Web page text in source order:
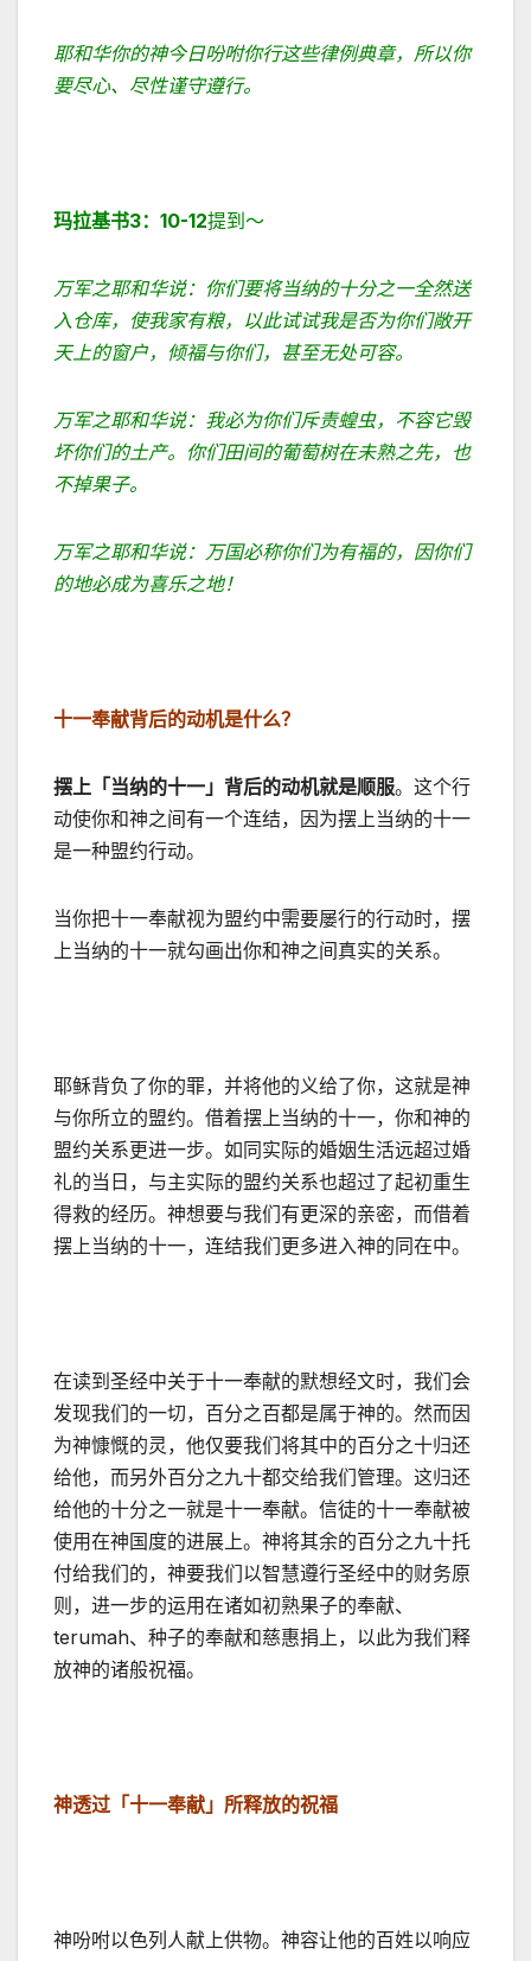
耶和华你的神今日吩咐你行这些律例典章，所以你
要尽心、尽性谨守遵行。
玛拉基书3： 10-12提到～
万军之耶和华说：你们要将当纳的十分之一全然送
入仓库，使我家有粮，以此试试我是否为你们敞开
天上的窗户，倾福与你们，甚至无处可容。
万军之耶和华说：我必为你们斥责蝗虫，不容它毁
坏你们的土产。你们田间的葡萄树在未熟之先，也
不掉果子。
万军之耶和华说：万国必称你们为有福的，因你们
的地必成为喜乐之地！
十一奉献背后的动机是什么？
摆上「当纳的十一」背后的动机就是顺服。这个行
动使你和神之间有一个连结，因为摆上当纳的十一
是一种盟约行动。
当你把十一奉献视为盟约中需要屡行的行动时，摆
上当纳的十一就勾画出你和神之间真实的关系。
耶稣背负了你的罪，并将他的义给了你，这就是神
与你所立的盟约。借着摆上当纳的十一，你和神的
盟约关系更进一步。如同实际的婚姻生活远超过婚
礼的当日，与主实际的盟约关系也超过了起初重生
得救的经历。神想要与我们有更深的亲密，而借着
摆上当纳的十一，连结我们更多进入神的同在中。
在读到圣经中关于十一奉献的默想经文时，我们会
发现我们的一切，百分之百都是属于神的。然而因
为神慷慨的灵，他仅要我们将其中的百分之十归还
给他，而另外百分之九十都交给我们管理。这归还
给他的十分之一就是十一奉献。信徒的十一奉献被
使用在神国度的进展上。神将其余的百分之九十托
付给我们的，神要我们以智慧遵行圣经中的财务原
则，进一步的运用在诸如初熟果子的奉献、
terumah、种子的奉献和慈惠捐上，以此为我们释
放神的诸般祝福。
神透过「十一奉献」所释放的祝福
神吩咐以色列人献上供物。神容让他的百姓以响应